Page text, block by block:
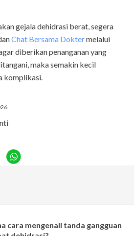
gejala dehidrasi berat, segera
Chat Bersama Doktermelalui
diberikan penanganan yang
maka semakin kecil
komplikasi.